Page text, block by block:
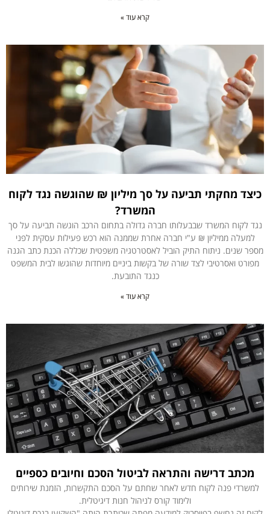
קרא עוד »
כיצד מחקתי תביעה על סך מיליון ₪ שהוגשה נגד לקוח
המשרד?
נגד לקוח המשרד שבבעלותו חברה גדולה בתחום הרכב הוגשה תביעה על סך
למעלה ממיליון ₪ ע"י חברה אחרת שממנה הוא רכש פעילות עסקית לפני
מספר שנים. ניתוח התיק הוביל לאסטרטגיה משפטית שכללה הכנת כתב הגנה
מפורט ואסרטיבי לצד שורה של בקשות ביניים מיוחדות שהוגשו לבית המשפט
כנגד התובעת.
קרא עוד »
מכתב דרישה והתראה לביטול הסכם וחיובים כספיים
למשרדי פנה לקוח חדש לאחר שחתם על הסכם התקשרות, הזמנת שירותים
ולימוד קורס לניהול חנות דיגיטלית.